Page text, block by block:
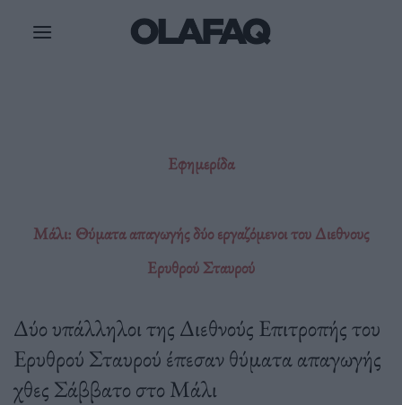
Εφημερίδα
Μάλι: Θύματα απαγωγής δύο εργαζόμενοι του Διεθνους
Ερυθρού Σταυρού
Δύο υπάλληλοι της Διεθνούς Επιτροπής του
Ερυθρού Σταυρού έπεσαν θύματα απαγωγής
χθες Σάββατο στο Μάλι